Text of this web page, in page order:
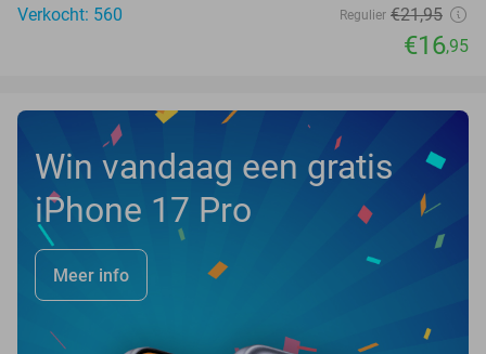
Verkocht: 560
Regulier €21,95
€16,95
Win vandaag een gratis
iPhone 17 Pro
Meer info